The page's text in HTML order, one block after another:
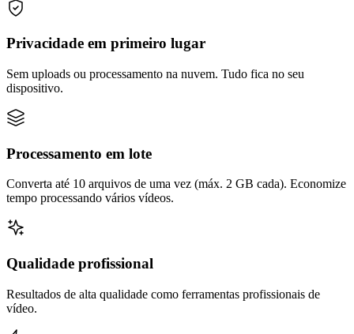
Privacidade em primeiro lugar
Sem uploads ou processamento na nuvem. Tudo fica no seu
dispositivo.
Processamento em lote
Converta até 10 arquivos de uma vez (máx. 2 GB cada). Economize
tempo processando vários vídeos.
Qualidade profissional
Resultados de alta qualidade como ferramentas profissionais de
vídeo.